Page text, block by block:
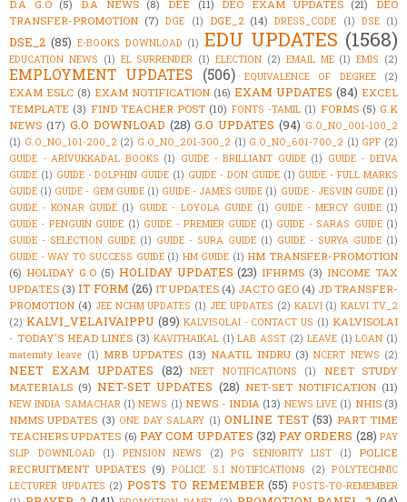
D.A G.O (5) D.A NEWS (8) DEE (11) DEO EXAM UPDATES (21)
DEO
TRANSFER-PROMOTION (7) DGE (1) DGE_2 (14) DRESS_CODE (1) DSE (1)
DSE_2 (85) E-BOOKS DOWNLOAD (1) EDU UPDATES (1568)
EDUCATION NEWS (1) EL SURRENDER (1) ELECTION (2) EMAIL ME (1) EMIS (2)
EMPLOYMENT UPDATES (506) EQUIVALENCE OF DEGREE (2)
EXAM ESLC (8) EXAM NOTIFICATION (16) EXAM UPDATES (84) EXCEL
TEMPLATE (3) FIND TEACHER POST (10) FONTS -TAMIL (1) FORMS (5) G.K
NEWS (17) G.O DOWNLOAD (28) G.O UPDATES (94) G.O_NO_001-100_2
(1) G.O_NO_101-200_2 (2) G.O_NO_201-300_2 (1) G.O_NO_601-700_2 (1) GPF (2)
GUIDE - ARIVUKKADAL BOOKS (1) GUIDE - BRILLIANT GUIDE (1) GUIDE - DEIVA
GUIDE (1) GUIDE - DOLPHIN GUIDE (1) GUIDE - DON GUIDE (1) GUIDE - FULL MARKS
GUIDE (1) GUIDE - GEM GUIDE (1) GUIDE - JAMES GUIDE (1) GUIDE - JESVIN GUIDE (1)
GUIDE - KONAR GUIDE (1) GUIDE - LOYOLA GUIDE (1) GUIDE - MERCY GUIDE (1)
GUIDE - PENGUIN GUIDE (1) GUIDE - PREMIER GUIDE (1) GUIDE - SARAS GUIDE (1)
GUIDE - SELECTION GUIDE (1) GUIDE - SURA GUIDE (1) GUIDE - SURYA GUIDE (1)
GUIDE - WAY TO SUCCESS GUIDE (1) HM GUIDE (1) HM TRANSFER-PROMOTION
(6) HOLIDAY G.O (5) HOLIDAY UPDATES (23) IFHRMS (3) INCOME TAX
UPDATES (3) IT FORM (26) IT UPDATES (4) JACTO GEO (4) JD TRANSFER-
PROMOTION (4) JEE NCHM UPDATES (1) JEE UPDATES (2) KALVI (1) KALVI TV_2
(2) KALVI_VELAIVAIPPU (89) KALVISOLAI - CONTACT US (1) KALVISOLAI
- TODAY'S HEAD LINES (3) KAVITHAIKAL (1) LAB ASST (2) LEAVE (1) LOAN (1)
maternity leave (1) MRB UPDATES (13) NAATIL INDRU (3) NCERT NEWS (2)
NEET EXAM UPDATES (82) NEET NOTIFICATIONS (1)
NEET STUDY
MATERIALS (9) NET-SET UPDATES (28) NET-SET NOTIFICATION (11)
NEW INDIA SAMACHAR (1) NEWS (1) NEWS - INDIA (13) NEWS LIVE (1) NHIS (3)
NMMS UPDATES (3) ONE DAY SALARY (1) ONLINE TEST (53) PART TIME
TEACHERS UPDATES (6) PAY COM UPDATES (32) PAY ORDERS (28) PAY
SLIP DOWNLOAD
(1) PENSION NEWS (2) PG SENIORITY LIST (1)
POLICE
RECRUITMENT UPDATES (9) POLICE S.I NOTIFICATIONS (2) POLYTECHNIC
LECTURER UPDATES (2) POSTS TO REMEMBER (55) POSTS-TO-REMEMBER